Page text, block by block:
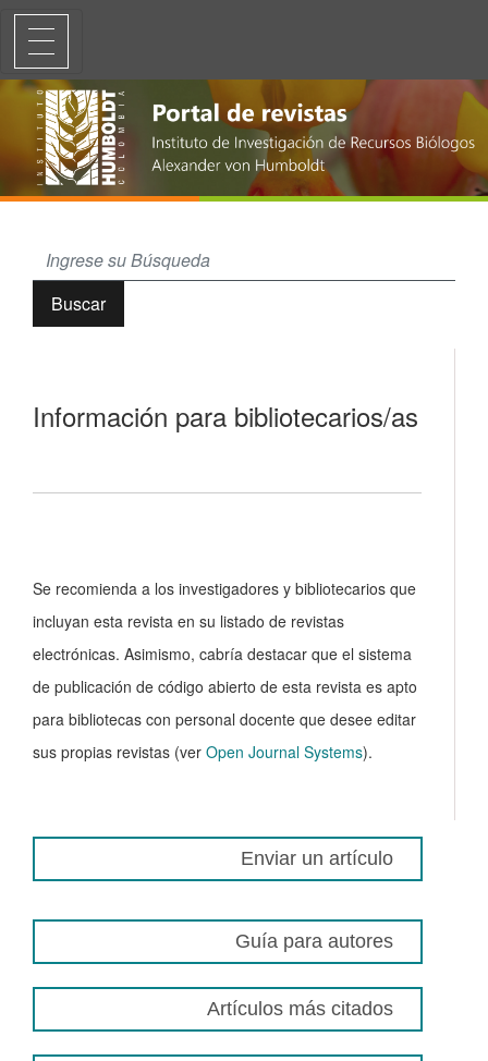
Información para bibliotecarios/as
Buscar
Información para bibliotecarios/as
Se recomienda a los investigadores y bibliotecarios que
incluyan esta revista en su listado de revistas
electrónicas. Asimismo, cabría destacar que el sistema
de publicación de código abierto de esta revista es apto
para bibliotecas con personal docente que desee editar
sus propias revistas (ver Open Journal Systems).
Enviar un artículo
Guía para autores
Artículos más citados